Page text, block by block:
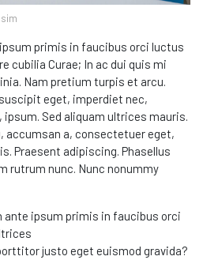
primis in faucibus orci luctus
cubilia Curae; In ac dui quis mi
Nam pretium turpis et arcu.
eget, imperdiet nec,
Sed aliquam ultrices mauris.
accumsan a, consectetuer eget,
Praesent adipiscing. Phasellus
rutrum nunc. Nunc nonummy
ante ipsum primis in faucibus orci
justo eget euismod gravida?